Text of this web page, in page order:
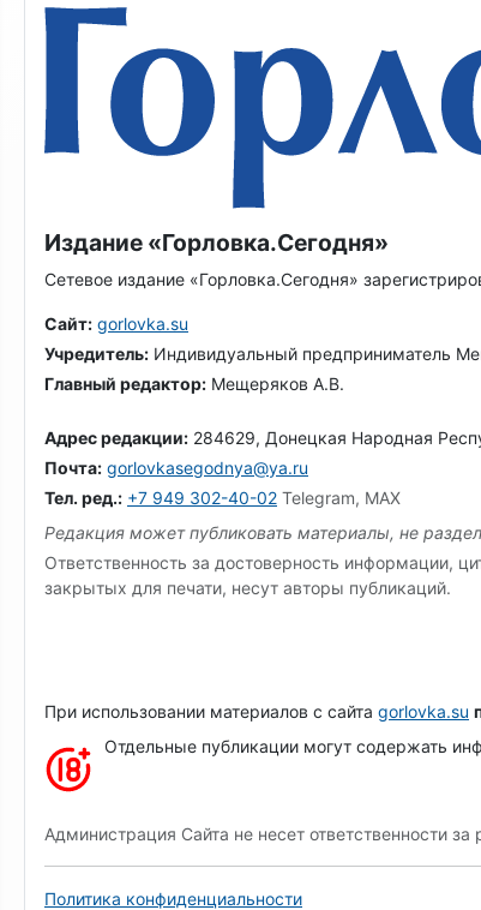
Издание «Горловка.Сегодня»
Сетевое издание «Горловка.Сегодня»
Сайт: gorlovka.su
Учредитель: Индивидуальный предприниматель
Главный редактор: Мещеряков А.В.
Адрес редакции: 284629, Донецкая Народная
Почта: gorlovkasegodnya@ya.ru
Тел. ред.: +7 949 302-40-02 Telegram, MAX
Редакция может публиковать материалы, не
Ответственность за достоверность информации,
закрытых для печати, несут авторы публикаций.
При использовании материалов с сайта gorlovka.su
Отдельные публикации могут содержать
Администрация Сайта не несет ответственности
Политика конфиденциальности